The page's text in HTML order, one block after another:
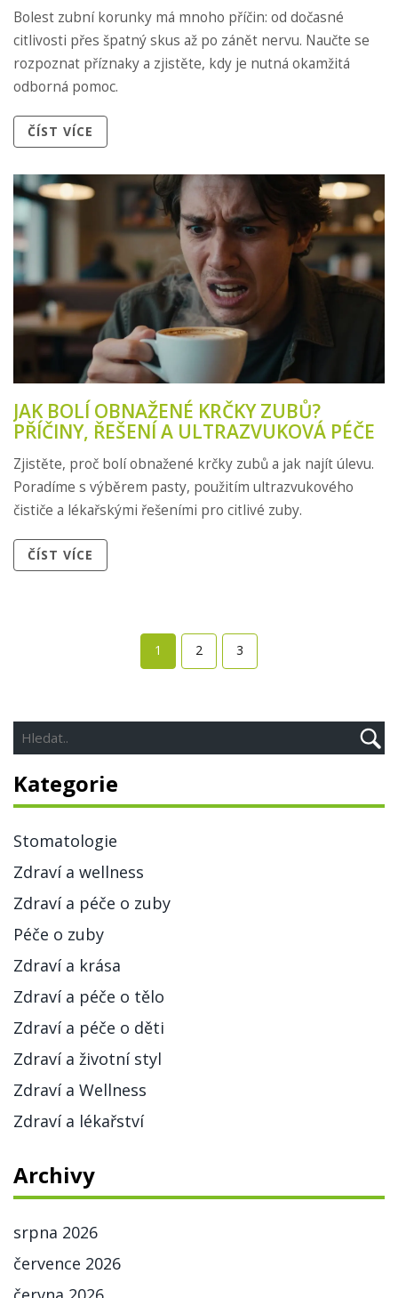
Bolest zubní korunky má mnoho příčin: od dočasné
citlivosti přes špatný skus až po zánět nervu. Naučte se
rozpoznat příznaky a zjistěte, kdy je nutná okamžitá
odborná pomoc.
ČÍST VÍCE
JAK BOLÍ OBNAŽENÉ KRČKY ZUBŮ?
PŘÍČINY, ŘEŠENÍ A ULTRAZVUKOVÁ PÉČE
Zjistěte, proč bolí obnažené krčky zubů a jak najít úlevu.
Poradíme s výběrem pasty, použitím ultrazvukového
čističe a lékařskými řešeními pro citlivé zuby.
ČÍST VÍCE
1 2 3
Kategorie
Stomatologie
Zdraví a wellness
Zdraví a péče o zuby
Péče o zuby
Zdraví a krása
Zdraví a péče o tělo
Zdraví a péče o děti
Zdraví a životní styl
Zdraví a Wellness
Zdraví a lékařství
Archivy
srpna 2026
července 2026